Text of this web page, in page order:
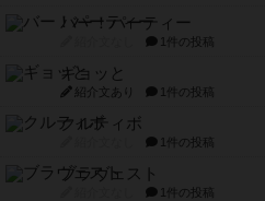
バー！パーティー
1件の投稿
ギョッと
紹介文あり 1件の投稿
クルティボ
1件の投稿
ブラヴェスト
1件の投稿